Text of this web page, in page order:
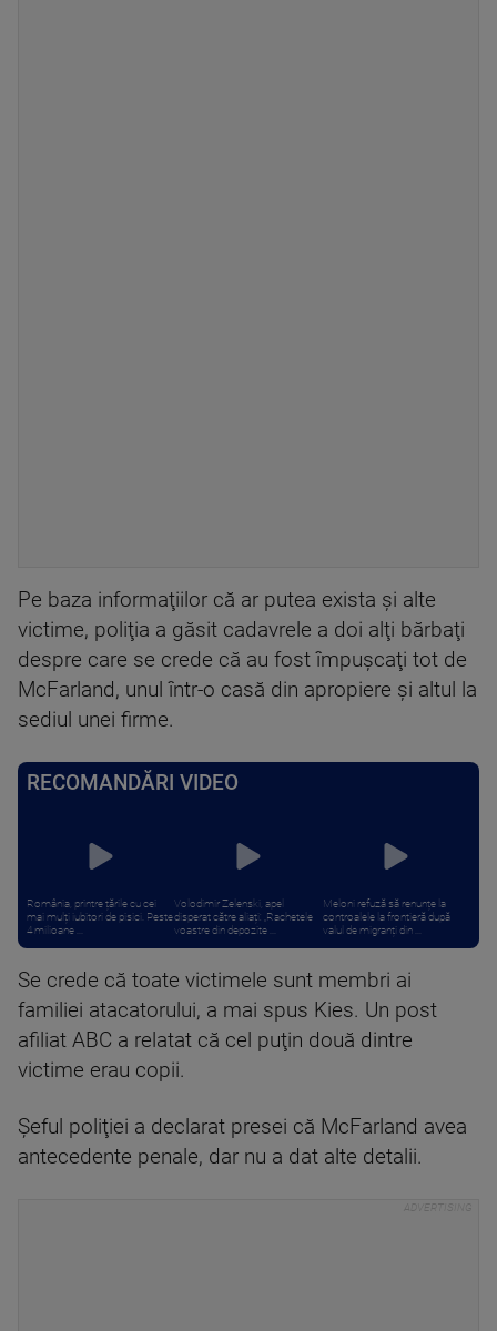
Pe baza informaţiilor că ar putea exista şi alte
victime, poliţia a găsit cadavrele a doi alţi bărbaţi
despre care se crede că au fost împuşcaţi tot de
McFarland, unul într-o casă din apropiere şi altul la
sediul unei firme.
RECOMANDĂRI VIDEO
România, printre țările cu cei
mai mulți iubitori de pisici. Peste
4 milioane ...
Volodimir Zelenski, apel
disperat către aliați: „Rachetele
voastre din depozite ...
Meloni refuză să renunțe la
controalele la frontieră după
valul de migranți din ...
Se crede că toate victimele sunt membri ai
familiei atacatorului, a mai spus Kies. Un post
afiliat ABC a relatat că cel puţin două dintre
victime erau copii.
Şeful poliţiei a declarat presei că McFarland avea
antecedente penale, dar nu a dat alte detalii.